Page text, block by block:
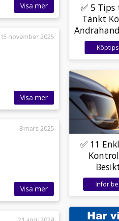
Visa mer
15 november 2025
Visa mer
8 mars 2025
Visa mer
✅ 5
Tänkt
✅ 11
Inför